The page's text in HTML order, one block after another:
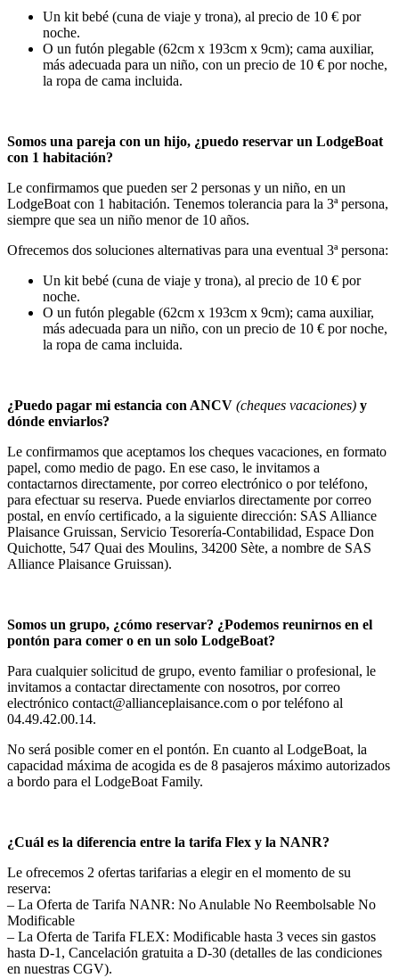
Un kit bebé (cuna de viaje y trona), al precio de 10 € por
noche.
O un futón plegable (62cm x 193cm x 9cm); cama auxiliar,
más adecuada para un niño, con un precio de 10 € por noche,
la ropa de cama incluida.
Somos una pareja con un hijo, ¿puedo reservar un LodgeBoat
con 1 habitación?
Le confirmamos que pueden ser 2 personas y un niño, en un
LodgeBoat con 1 habitación. Tenemos tolerancia para la 3ª persona,
siempre que sea un niño menor de 10 años.
Ofrecemos dos soluciones alternativas para una eventual 3ª persona:
Un kit bebé (cuna de viaje y trona), al precio de 10 € por
noche.
O un futón plegable (62cm x 193cm x 9cm); cama auxiliar,
más adecuada para un niño, con un precio de 10 € por noche,
la ropa de cama incluida.
¿Puedo pagar mi estancia con ANCV (cheques vacaciones) y
dónde enviarlos?
Le confirmamos que aceptamos los cheques vacaciones, en formato
papel, como medio de pago. En ese caso, le invitamos a
contactarnos directamente, por correo electrónico o por teléfono,
para efectuar su reserva. Puede enviarlos directamente por correo
postal, en envío certificado, a la siguiente dirección: SAS Alliance
Plaisance Gruissan, Servicio Tesorería-Contabilidad, Espace Don
Quichotte, 547 Quai des Moulins, 34200 Sète, a nombre de SAS
Alliance Plaisance Gruissan).
Somos un grupo, ¿cómo reservar? ¿Podemos reunirnos en el
pontón para comer o en un solo LodgeBoat?
Para cualquier solicitud de grupo, evento familiar o profesional, le
invitamos a contactar directamente con nosotros, por correo
electrónico contact@allianceplaisance.com o por teléfono al
04.49.42.00.14.
No será posible comer en el pontón. En cuanto al LodgeBoat, la
capacidad máxima de acogida es de 8 pasajeros máximo autorizados
a bordo para el LodgeBoat Family.
¿Cuál es la diferencia entre la tarifa Flex y la NANR?
Le ofrecemos 2 ofertas tarifarias a elegir en el momento de su
reserva:
– La Oferta de Tarifa NANR: No Anulable No Reembolsable No
Modificable
– La Oferta de Tarifa FLEX: Modificable hasta 3 veces sin gastos
hasta D-1, Cancelación gratuita a D-30 (detalles de las condiciones
en nuestras CGV).